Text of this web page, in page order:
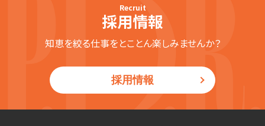
Recruit
採用情報
知恵を絞る仕事をとことん楽しみませんか？
採用情報